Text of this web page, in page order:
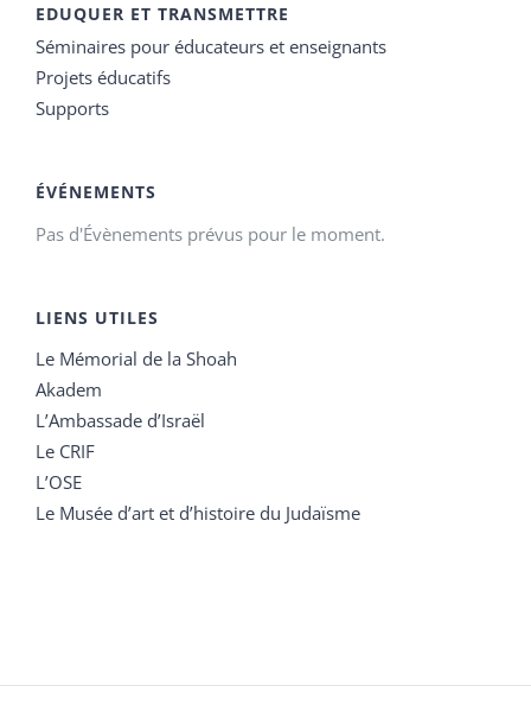
EDUQUER ET TRANSMETTRE
Séminaires pour éducateurs et enseignants
Projets éducatifs
Supports
ÉVÉNEMENTS
Pas d'Évènements prévus pour le moment.
LIENS UTILES
Le Mémorial de la Shoah
Akadem
L’Ambassade d’Israël
Le CRIF
L’OSE
Le Musée d’art et d’histoire du Judaïsme